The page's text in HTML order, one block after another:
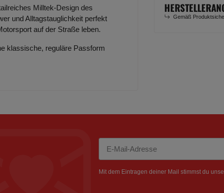
Gemäß
Milltek-Design des
und Alltagstauglichkeit perfekt
auf der Straße leben.
klassische, reguläre Passform
Mit dem Eintragen deiner Mail stimmst du